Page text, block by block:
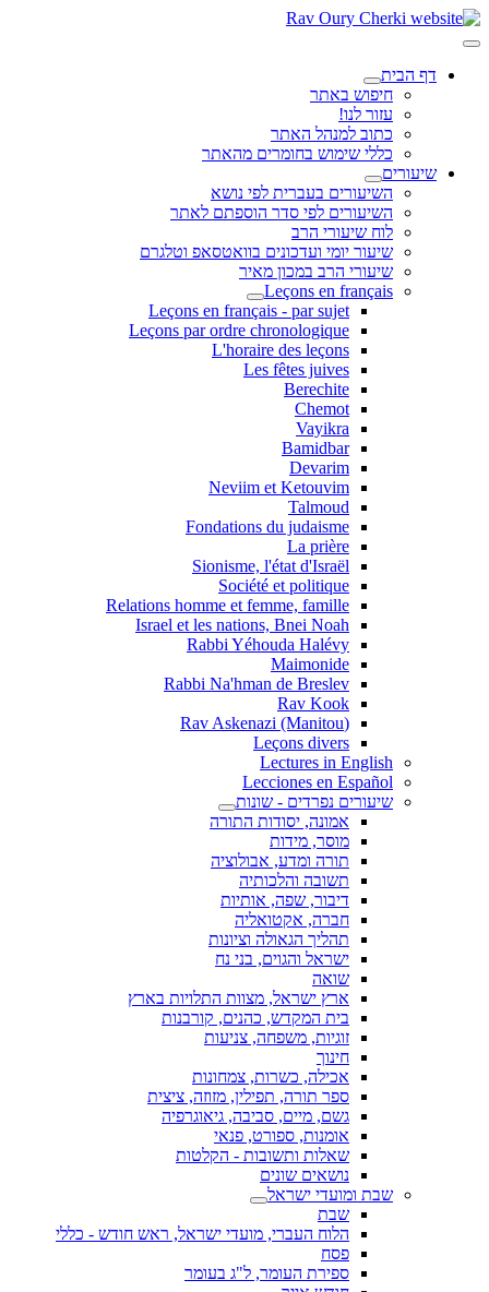
דף הבית
חיפוש באתר
עזור לנו!
כתוב למנהל האתר
כללי שימוש בחומרים מהאתר
שיעורים
השיעורים בעברית לפי נושא
השיעורים לפי סדר הוספתם לאתר
לוח שיעורי הרב
שיעור יומי ועדכונים בוואטסאפ וטלגרם
שיעורי הרב במכון מאיר
Leçons en français
Leçons en français - par sujet
Leçons par ordre chronologique
L'horaire des leçons
Les fêtes juives
Berechite
Chemot
Vayikra
Bamidbar
Devarim
Neviim et Ketouvim
Talmoud
Fondations du judaisme
La prière
Sionisme, l'état d'Israël
Société et politique
Relations homme et femme, famille
Israel et les nations, Bnei Noah
Rabbi Yéhouda Halévy
Maimonide
Rabbi Na'hman de Breslev
Rav Kook
(Rav Askenazi (Manitou
Leçons divers
Lectures in English
Lecciones en Español
שיעורים נפרדים - שונות
אמונה, יסודות התורה
מוסר, מידות
תורה ומדע, אבולוציה
תשובה והלכותיה
דיבור, שפה, אותיות
חברה, אקטואליה
תהליך הגאולה וציונות
ישראל והגוים, בני נח
שואה
ארץ ישראל, מצוות התלויות בארץ
בית המקדש, כהנים, קורבנות
זוגיות, משפחה, צניעות
חינוך
אכילה, כשרות, צמחונות
ספר תורה, תפילין, מזוזה, ציצית
גשם, מיים, סביבה, גיאוגרפיה
אומנות, ספורט, פנאי
שאלות ותשובות - הקלטות
נושאים שונים
שבת ומועדי ישראל
שבת
הלוח העברי, מועדי ישראל, ראש חודש - כללי
פסח
ספירת העומר, ל"ג בעומר